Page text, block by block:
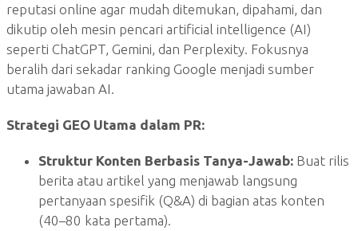
reputasi online agar mudah ditemukan, dipahami, dan
dikutip oleh mesin pencari artificial intelligence (AI)
seperti ChatGPT, Gemini, dan Perplexity. Fokusnya
beralih dari sekadar ranking Google menjadi sumber
utama jawaban AI.
Strategi GEO Utama dalam PR:
Struktur Konten Berbasis Tanya-Jawab: Buat rilis
berita atau artikel yang menjawab langsung
pertanyaan spesifik (Q&A) di bagian atas konten
(40–80 kata pertama).